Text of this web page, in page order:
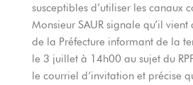
susceptibles d’utiliser les canaux
Monsieur SAUR signale qu’il
de la Préfecture informant de la
le 3 juillet à 14h00 au sujet du
le courriel d’invitation et précise